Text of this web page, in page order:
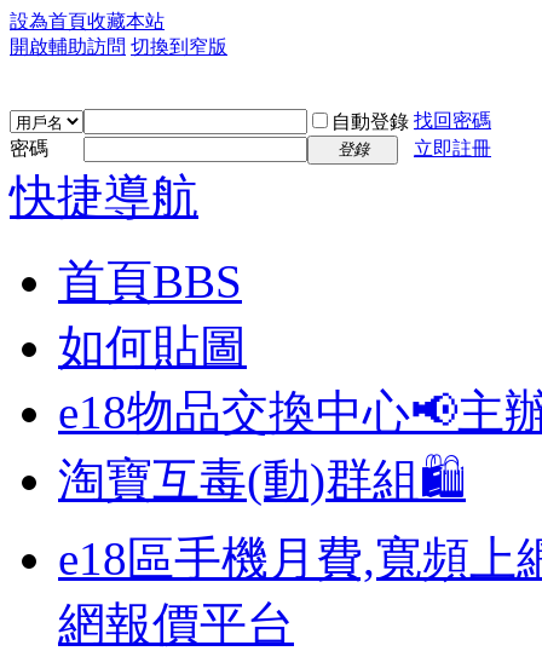
設為首頁收藏本站
開啟輔助訪問 切換到窄版
自動登錄 找回密碼
密碼
登錄 立即註冊
快捷導航
首頁BBS
如何貼圖
e18物品交換中心📢主
淘寶互毒(動)群組🛍️
e18區手機月費,寬頻上
網報價平台